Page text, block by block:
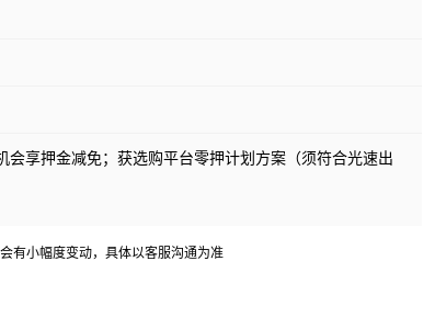
享押金减免；获选购平台零押计划方案（须符合光速出
有小幅度变动，具体以客服沟通为准